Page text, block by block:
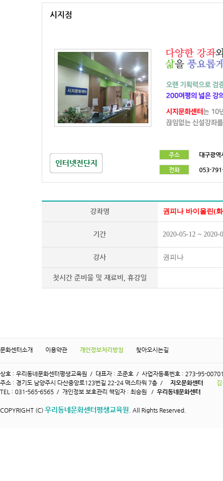
시지점
주소 대구광역
전화 053-
강좌명 권피나 바이올린(
기간 2020-05-12 ~ 2020-
강사 권피나
첫시간 준비물 및 재료비, 휴강일
문화센터소개 이용약관 개인정보처리방침 찾아오시는길
상호 : 우리동네문화센터평생교육원 / 대표자 : 조준호 / 사업자등록번호 : 273-95-
주소 : 경기도 남양주시 다산중앙로123번길 22-24 맥스타워 7층 /
지오문화센터
TEL : 031-565-6565 / 개인정보 보호관리 책임자 : 최승원 / 우리동네문화센터
COPYRIGHT (C) 우리동네문화센터평생교육원 . All Rights Reserved.